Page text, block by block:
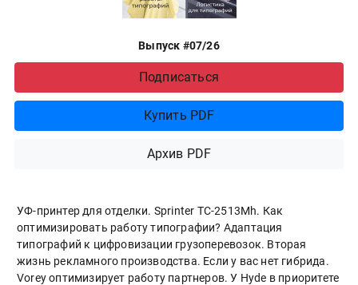
Выпуск #07/26
Подписаться
Купить PDF
Архив PDF
УФ-принтер для отделки. Sprinter ТС-2513Mh. Как
оптимизировать работу типографии? Адаптация
типографий к цифровизации грузоперевозок. Вторая
жизнь рекламного производства. Если у вас нет гибрида.
Vorey оптимизирует работу партнеров. У Hyde в приоритете